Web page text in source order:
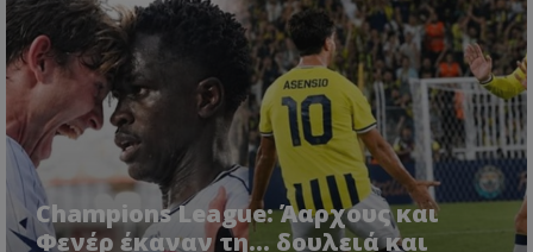
Champions League: Άαρχους και
Φενέρ έκαναν τη... δουλειά και